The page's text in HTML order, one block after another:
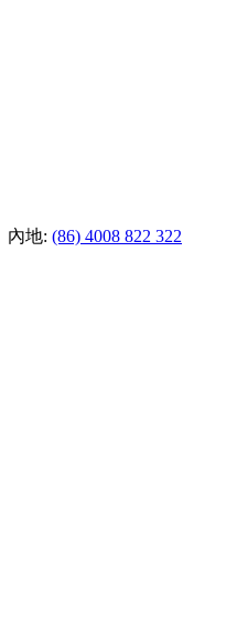
內地: (86) 4008 822 322